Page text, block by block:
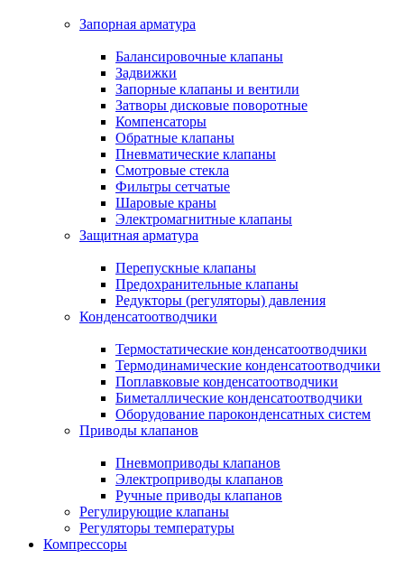
Запорная арматура
Балансировочные клапаны
Задвижки
Запорные клапаны и вентили
Затворы дисковые поворотные
Компенсаторы
Обратные клапаны
Пневматические клапаны
Смотровые стекла
Фильтры сетчатые
Шаровые краны
Электромагнитные клапаны
Защитная арматура
Перепускные клапаны
Предохранительные клапаны
Редукторы (регуляторы) давления
Конденсатоотводчики
Термостатические конденсатоотводчики
Термодинамические конденсатоотводчики
Поплавковые конденсатоотводчики
Биметаллические конденсатоотводчики
Оборудование пароконденсатных систем
Приводы клапанов
Пневмоприводы клапанов
Электроприводы клапанов
Ручные приводы клапанов
Регулирующие клапаны
Регуляторы температуры
Компрессоры